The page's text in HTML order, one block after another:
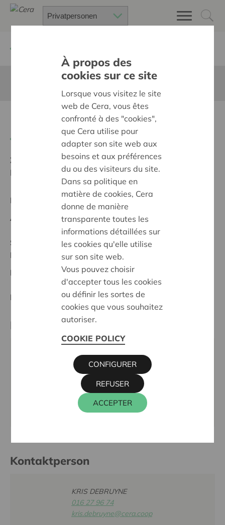
Fris in je vel !
Ziel:
Une société solidaire et respectueuse, sans
barrières
Regionales Projekt
Anfangsdatum:14/11/2024
Stand :
Complete
Midden-Limburg
Datum:
14/11/2024
Entscheidung:Approved
Partner
KOBEL-DE BRUG BERINGEN,
BOGAARSVELDSTRAAT 13, 3580 BERINGEN
011 42 63 28
info@debrugberingen.be
www.debrugberingen.be
Kontaktperson
KRIS DEBRUYNE
016 27 96 74
kris.debruyne@cera.coop
À propos des
cookies sur ce site
Lorsque vous visitez le site
web de Cera, vous êtes
confronté à des "cookies",
que Cera utilise pour
adapter son site web aux
besoins et aux préférences
du ou des visiteurs du site.
Dans sa politique en
matière de cookies, Cera
donne de manière
transparente toutes les
informations détaillées sur
les cookies qu'elle utilise
sur son site web.
Vous pouvez choisir
d'accepter tous les cookies
ou définir les sortes de
cookies que vous souhaitez
autoriser.
COOKIE POLICY
ACCEPTER
REFUSER
CONFIGURER